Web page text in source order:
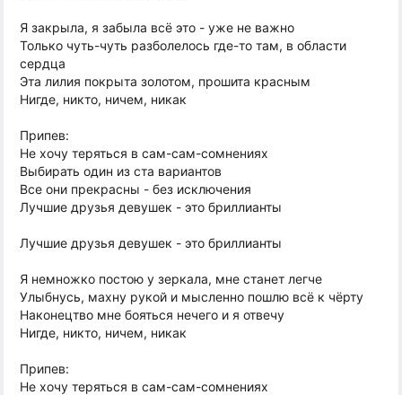
Я закрыла, я забыла всё это - уже не важно
Только чуть-чуть разболелось где-то там, в области
сердца
Эта лилия покрыта золотом, прошита красным
Нигде, никто, ничем, никак
Припев:
Не хочу теряться в сам-сам-сомнениях
Выбирать один из ста вариантов
Все они прекрасны - без исключения
Лучшие друзья девушек - это бриллианты
Лучшие друзья девушек - это бриллианты
Я немножко постою у зеркала, мне станет легче
Улыбнусь, махну рукой и мысленно пошлю всё к чёрту
Наконецтво мне бояться нечего и я отвечу
Нигде, никто, ничем, никак
Припев:
Не хочу теряться в сам-сам-сомнениях